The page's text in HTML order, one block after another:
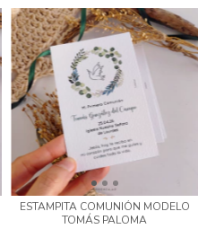
ESTAMPITA COMUNIÓN MODELO
TOMÁS PALOMA